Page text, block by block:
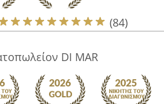
(84)
DI MAR